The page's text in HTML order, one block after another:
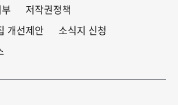
저작권정책
개선제안
소식지 신청